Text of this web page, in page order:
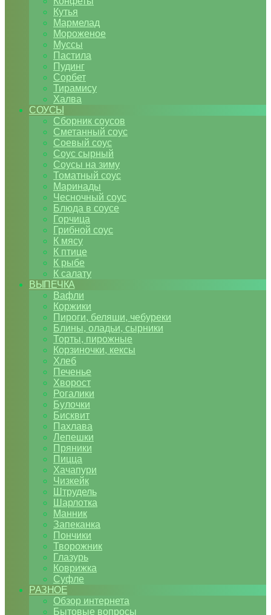
Кутья
Мармелад
Мороженое
Муссы
Пастила
Пудинг
Сорбет
Тирамису
Халва
СОУСЫ
Сборник соусов
Сметанный соус
Соевый соус
Соус сырный
Соусы на зиму
Томатный соус
Маринады
Чесночный соус
Блюда в соусе
Горчица
Грибной соус
К мясу
К птице
К рыбе
К салату
ВЫПЕЧКА
Вафли
Коржики
Пироги, беляши, чебуреки
Блины, оладьи, сырники
Торты, пирожные
Корзиночки, кексы
Хлеб
Печенье
Хворост
Рогалики
Булочки
Бисквит
Пахлава
Лепешки
Пряники
Пицца
Хачапури
Чизкейк
Штрудель
Шарлотка
Манник
Запеканка
Пончики
Творожник
Глазурь
Коврижка
Суфле
РАЗНОЕ
Обзор интернета
Бытовые вопросы